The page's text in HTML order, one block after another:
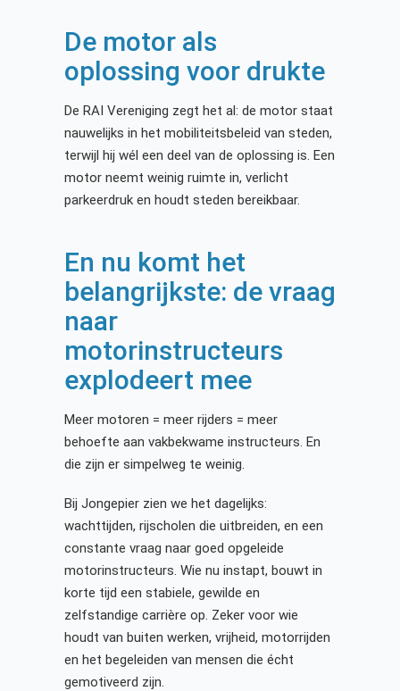
De motor als
oplossing voor drukte
De RAI Vereniging zegt het al: de motor staat
nauwelijks in het mobiliteitsbeleid van steden,
terwijl hij wél een deel van de oplossing is. Een
motor neemt weinig ruimte in, verlicht
parkeerdruk en houdt steden bereikbaar.
En nu komt het
belangrijkste: de vraag
naar
motorinstructeurs
explodeert mee
Meer motoren = meer rijders = meer
behoefte aan vakbekwame instructeurs. En
die zijn er simpelweg te weinig.
Bij Jongepier zien we het dagelijks:
wachttijden, rijscholen die uitbreiden, en een
constante vraag naar goed opgeleide
motorinstructeurs. Wie nu instapt, bouwt in
korte tijd een stabiele, gewilde en
zelfstandige carrière op. Zeker voor wie
houdt van buiten werken, vrijheid, motorrijden
en het begeleiden van mensen die écht
gemotiveerd zijn.